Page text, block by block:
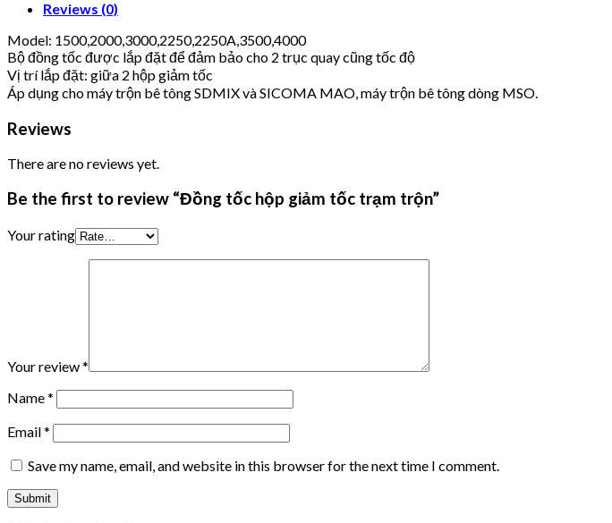
Reviews (0)
Model: 1500,2000,3000,2250,2250A,3500,4000
Bộ đồng tốc được lắp đặt để đảm bảo cho 2 trục quay cũng tốc độ
Vị trí lắp đặt: giữa 2 hộp giảm tốc
Áp dụng cho máy trộn bê tông SDMIX và SICOMA MAO, máy trộn bê tông dòng MSO.
Reviews
There are no reviews yet.
Be the first to review “Đồng tốc hộp giảm tốc trạm trộn”
Your rating
Your review*
Name*
Email*
Save my name, email, and website in this browser for the next time I comment.